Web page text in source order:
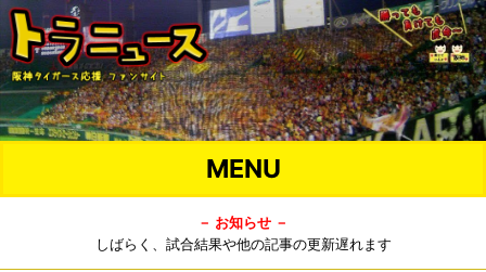
MENU
－ お知らせ －
しばらく、試合結果や他の記事の更新遅れます